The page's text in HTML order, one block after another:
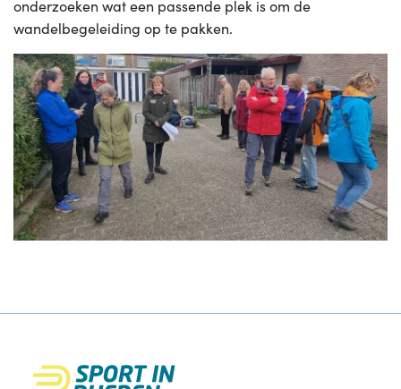
onderzoeken wat een passende plek is om de
wandelbegeleiding op te pakken.